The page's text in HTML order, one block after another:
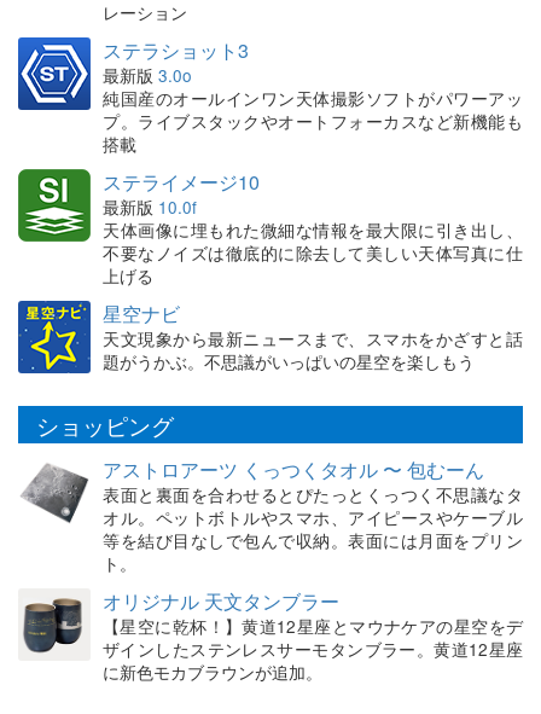
レーション
ステラショット3
最新版 3.0o
純国産のオールインワン天体撮影ソフトがパワーアッ
プ。ライブスタックやオートフォーカスなど新機能も
搭載
ステライメージ10
最新版 10.0f
天体画像に埋もれた微細な情報を最大限に引き出し、
不要なノイズは徹底的に除去して美しい天体写真に仕
上げる
星空ナビ
天文現象から最新ニュースまで、スマホをかざすと話
題がうかぶ。不思議がいっぱいの星空を楽しもう
ショッピング
アストロアーツ くっつくタオル 〜 包むーん
表面と裏面を合わせるとぴたっとくっつく不思議なタ
オル。ペットボトルやスマホ、アイピースやケーブル
等を結び目なしで包んで収納。表面には月面をプリン
ト。
オリジナル 天文タンブラー
【星空に乾杯！】黄道12星座とマウナケアの星空をデ
ザインしたステンレスサーモタンブラー。黄道12星座
に新色モカブラウンが追加。